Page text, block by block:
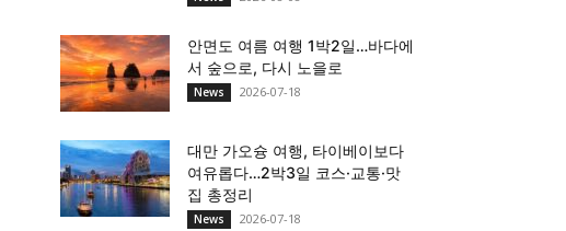
안면도 여름 여행 1박2일…바다에
서 숲으로, 다시 노을로
News 2026-07-18
대만 가오슝 여행, 타이베이보다
여유롭다…2박3일 코스·교통·맛
집 총정리
News 2026-07-18